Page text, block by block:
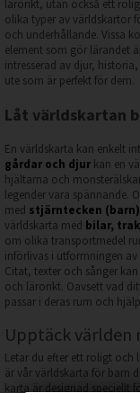
lärorikt, utan också ett
olika typer av världskartor
och underhållande. Vissa
element som gör lärandet
intresserad av djur,
ute som är perfekt för dem.
Låt världskartan
En världskarta kan enkelt
gårdar och djur kan en
hjältarna och
legender vara spännande.
med stjärntecken (barn)
världskarta med bilar,
om olika transportmedel
införlivas i utformningen
Citat, texter och sånger
och lärorikt. Oavsett vad
passar i deras rum och
Upptäck världen
Letar du efter ett roligt och
är vår världskarta för barn
karta är designad speciellt